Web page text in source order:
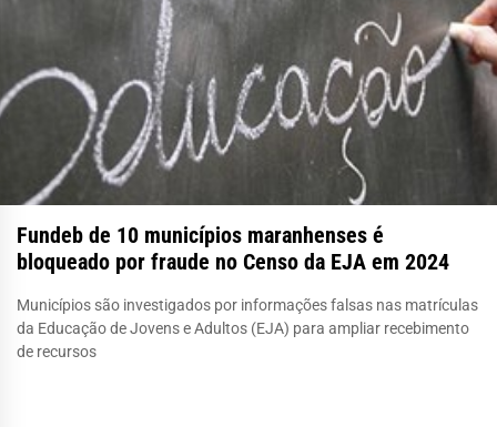
Fundeb de 10 municípios maranhenses é
bloqueado por fraude no Censo da EJA em 2024
Municípios são investigados por informações falsas nas matrículas
da Educação de Jovens e Adultos (EJA) para ampliar recebimento
de recursos